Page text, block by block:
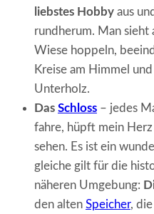
liebstes Hobby aus
rundherum. Man sieht
Wiese hoppeln,
Kreise am Himmel
Unterholz.
Das Schloss – jedes
fahre, hüpft mein
sehen. Es ist ein
gleiche gilt für die
näheren Umgebung:
den alten Speicher,